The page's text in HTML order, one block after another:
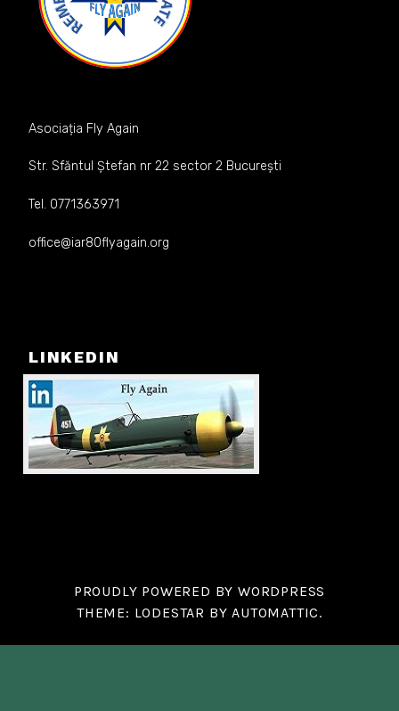
Asociația Fly Again
Str. Sfăntul Ștefan nr 22 sector 2 București
Tel. 0771363971
office@iar80flyagain.org
LINKEDIN
PROUDLY POWERED BY WORDPRESS
THEME: LODESTAR BYAUTOMATTIC.